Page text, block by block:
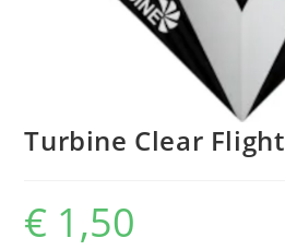
Turbine Clear Flight
€ 1,50